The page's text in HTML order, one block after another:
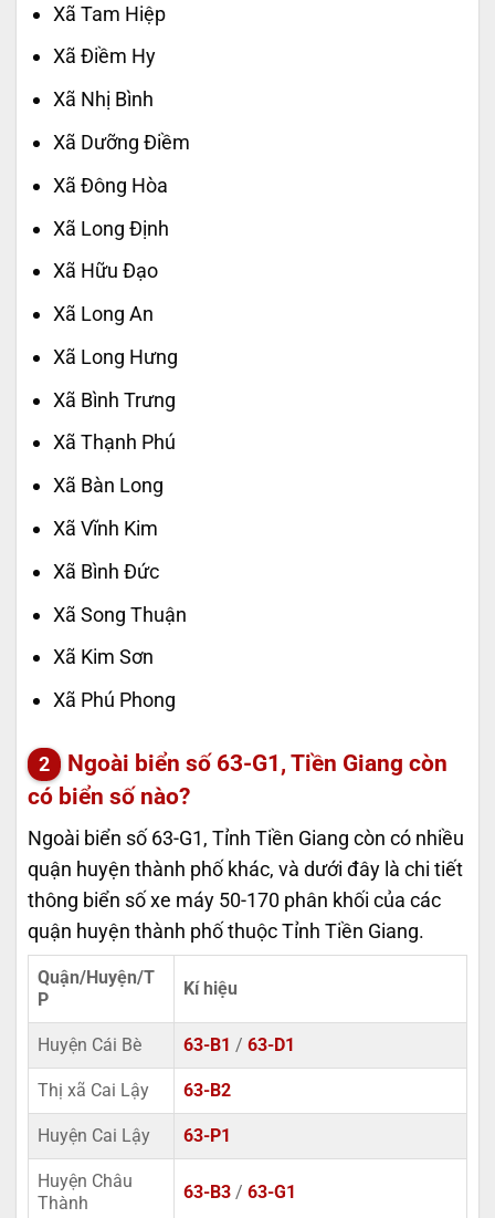
Xã Tam Hiệp
Xã Điềm Hy
Xã Nhị Bình
Xã Dưỡng Điềm
Xã Đông Hòa
Xã Long Định
Xã Hữu Đạo
Xã Long An
Xã Long Hưng
Xã Bình Trưng
Xã Thạnh Phú
Xã Bàn Long
Xã Vĩnh Kim
Xã Bình Đức
Xã Song Thuận
Xã Kim Sơn
Xã Phú Phong
Ngoài biển số 63-G1, Tiền Giang còn
có biển số nào?
Ngoài biển số 63-G1, Tỉnh Tiền Giang còn có nhiều
quận huyện thành phố khác, và dưới đây là chi tiết
thông biển số xe máy 50-170 phân khối của các
quận huyện thành phố thuộc Tỉnh Tiền Giang.
Quận/Huyện/T
P
Kí hiệu
Huyện Cái Bè 63-B1 / 63-D1
Thị xã Cai Lậy 63-B2
Huyện Cai Lậy 63-P1
Huyện Châu
Thành
63-B3 / 63-G1